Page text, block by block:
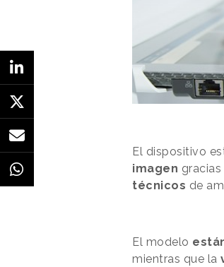
El dispositivo
imagen
técnicos de
El modelo
mientras que la